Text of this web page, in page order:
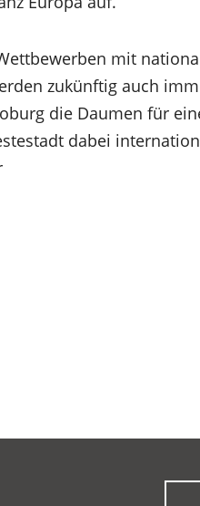
mit
zukünftig auch
die Daumen für
dabei